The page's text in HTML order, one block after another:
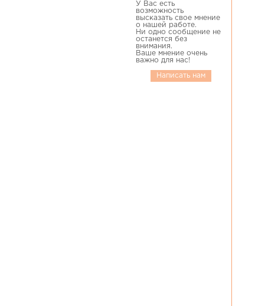
У Вас есть
возможность
высказать свое мнение
о нашей работе.
Ни одно сообщение не
останется без
внимания.
Ваше мнение очень
важно для нас!
Написать нам